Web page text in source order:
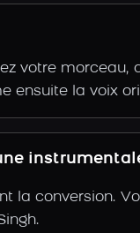
votre morceau,
ensuite la voix
la conversion.